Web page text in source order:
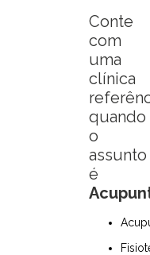
Conte
com
uma
clínica
quando
o
assunto
é
Fisioterapia